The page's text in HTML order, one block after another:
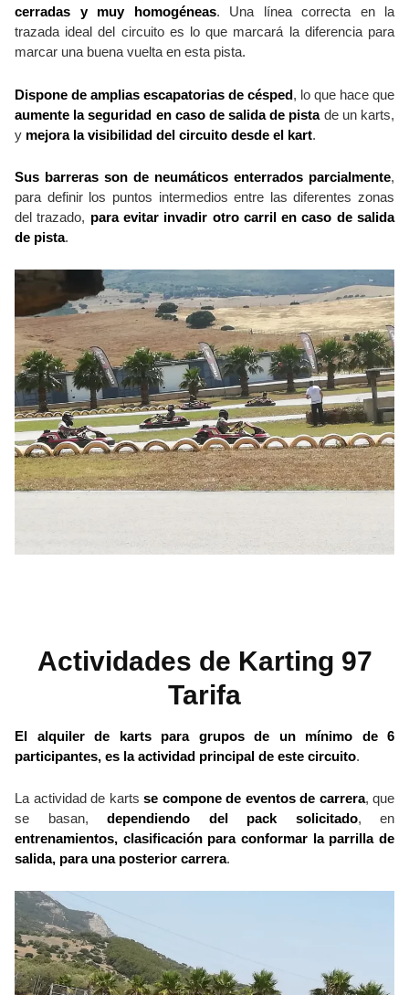
cerradas y muy homogéneas. Una línea correcta en la
trazada ideal del circuito es lo que marcará la diferencia para
marcar una buena vuelta en esta pista.
Dispone de amplias escapatorias de césped, lo que hace que
aumente la seguridad en caso de salida de pistade un karts,
y mejora la visibilidad del circuito desde el kart.
Sus barreras son de neumáticos enterrados parcialmente,
para definir los puntos intermedios entre las diferentes zonas
del trazado, para evitar invadir otro carril en caso de salida
de pista.
Actividades de Karting 97
Tarifa
El alquiler de karts para grupos de un mínimo de 6
participantes, es la actividad principal de este circuito.
La actividad de karts se compone de eventos de carrera, que
se basan, dependiendo del pack solicitado, en
entrenamientos, clasificación para conformar la parrilla de
salida, para una posterior carrera.